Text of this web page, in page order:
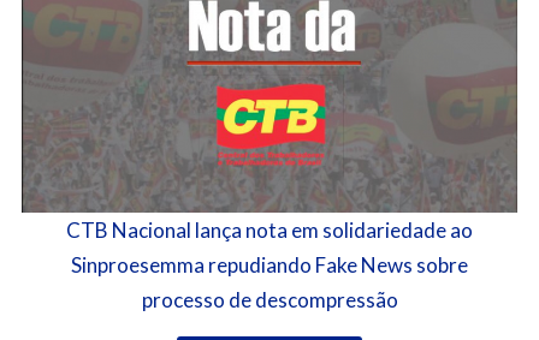
CTB Nacional lança nota em solidariedade ao
Sinproesemma repudiando Fake News sobre
processo de descompressão